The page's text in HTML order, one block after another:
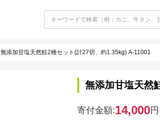
無添加甘塩天然鮭2種セット(計27切、約1.35kg) A-11001
無添加甘塩天然
寄付金額:14,000円